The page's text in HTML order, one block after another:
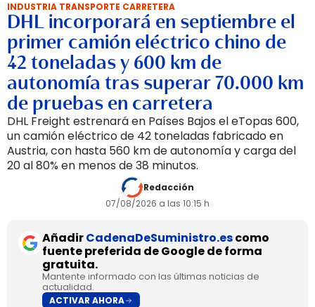
INDUSTRIA TRANSPORTE CARRETERA
DHL incorporará en septiembre el
primer camión eléctrico chino de
42 toneladas y 600 km de
autonomía tras superar 70.000 km
de pruebas en carretera
DHL Freight estrenará en Países Bajos el eTopas 600,
un camión eléctrico de 42 toneladas fabricado en
Austria, con hasta 560 km de autonomía y carga del
20 al 80% en menos de 38 minutos.
Redacción
07/08/2026 a las 10:15 h
AñadirCadenaDeSuministro.escomo
fuente preferida de Google de forma
gratuita.
Mantente informado con las últimas noticias de
actualidad.
ACTIVAR AHORA